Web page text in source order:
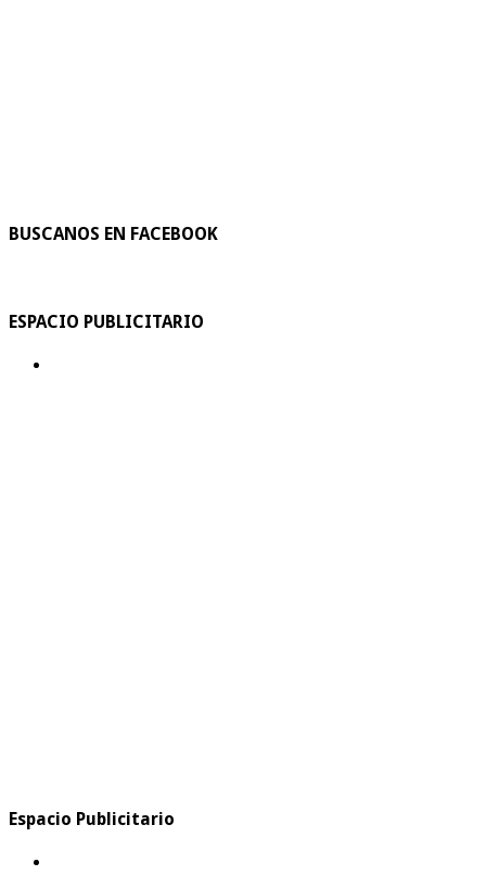
BUSCANOS EN FACEBOOK
ESPACIO PUBLICITARIO
Espacio Publicitario